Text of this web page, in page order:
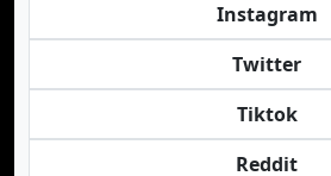
Instagram
Twitter
Tiktok
Reddit